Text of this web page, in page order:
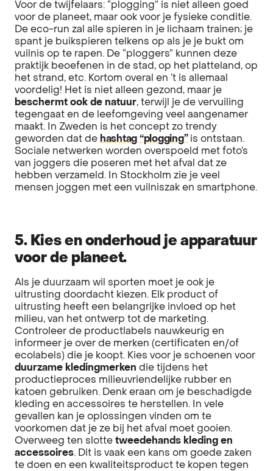
Voor de twijfelaars: “plogging” is niet alleen goed
voor de planeet, maar ook voor je fysieke conditie.
De eco-run zal alle spieren in je lichaam trainen; je
spant je buikspieren telkens op als je je bukt om
vuilnis op te rapen. De “ploggers” kunnen deze
praktijk beoefenen in de stad, op het platteland, op
het strand, etc. Kortom overal en ‘t is allemaal
voordelig! Het is niet alleen gezond, maar je
beschermt ook de natuur, terwijl je de vervuiling
tegengaat en de leefomgeving veel aangenamer
maakt. In Zweden is het concept zo trendy
geworden dat de hashtag “plogging” is ontstaan.
Sociale netwerken worden overspoeld met foto’s
van joggers die poseren met het afval dat ze
hebben verzameld. In Stockholm zie je veel
mensen joggen met een vuilniszak en smartphone.
5. Kies en onderhoud je apparatuur
voor de planeet.
Als je duurzaam wil sporten moet je ook je
uitrusting doordacht kiezen. Elk product of
uitrusting heeft een belangrijke invloed op het
milieu, van het ontwerp tot de marketing.
Controleer de productlabels nauwkeurig en
informeer je over de merken (certificaten en/of
ecolabels) die je koopt. Kies voor je schoenen voor
duurzame kledingmerken die tijdens het
productieproces milieuvriendelijke rubber en
katoen gebruiken. Denk eraan om je beschadigde
kleding en accessoires te herstellen. In vele
gevallen kan je oplossingen vinden om te
voorkomen dat je ze bij het afval moet gooien.
Overweeg ten slotte tweedehands kleding en
accessoires. Dit is vaak een kans om goede zaken
te doen en een kwaliteitsproduct te kopen tegen